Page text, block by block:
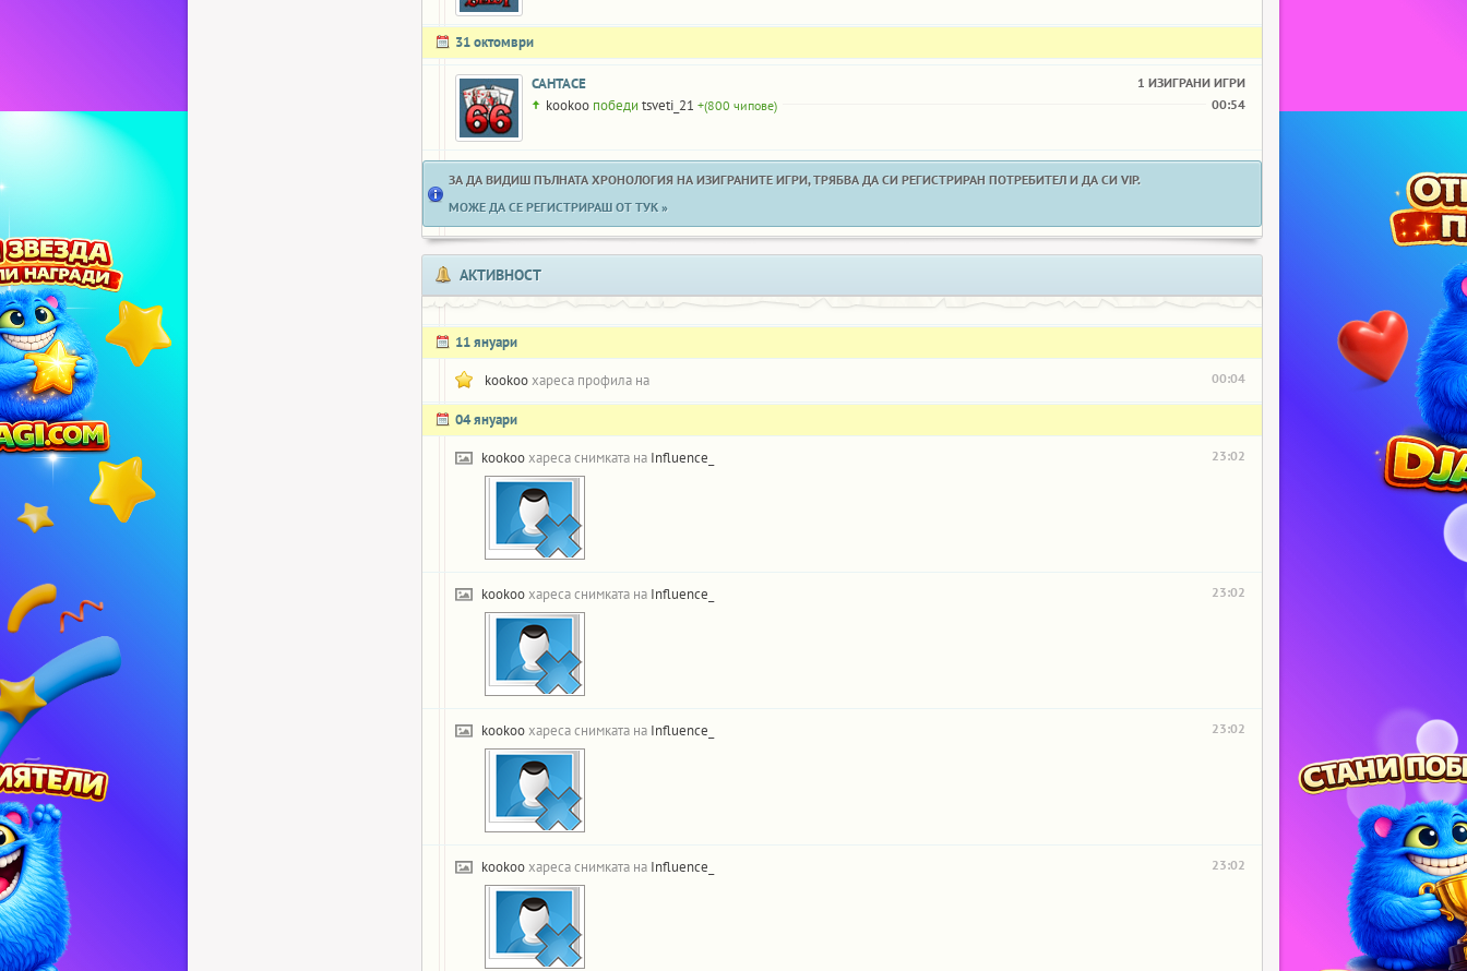
31 октомври
САНТАСЕ 1 ИЗИГРАНИ ИГРИ
kookoo победи tsveti_21 +(800 чипове) 00:54
ЗА ДА ВИДИШ ПЪЛНАТА ХРОНОЛОГИЯ НА ИЗИГРАНИТЕ ИГРИ, ТРЯБВА ДА СИ РЕГИСТРИРАН ПОТРЕБИТЕЛ И ДА СИ VIP.
МОЖЕ ДА СЕ РЕГИСТРИРАШ ОТ ТУК »
АКТИВНОСТ
11 януари
kookooхареса профила на 00:04
04 януари
kookooхареса снимката на Influence_ 23:02
kookooхареса снимката на Influence_ 23:02
kookooхареса снимката на Influence_ 23:02
kookooхареса снимката на Influence_ 23:02